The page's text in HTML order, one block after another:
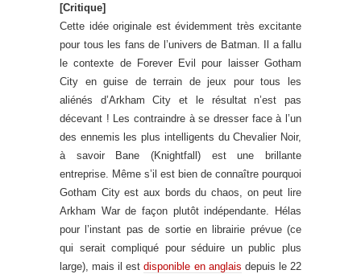
[Critique]
Cette idée originale est évidemment très excitante
pour tous les fans de l’univers de Batman. Il a fallu
le contexte de Forever Evil pour laisser Gotham
City en guise de terrain de jeux pour tous les
aliénés d’Arkham City et le résultat n’est pas
décevant ! Les contraindre à se dresser face à l’un
des ennemis les plus intelligents du Chevalier Noir,
à savoir Bane (Knightfall) est une brillante
entreprise. Même s’il est bien de connaître pourquoi
Gotham City est aux bords du chaos, on peut lire
Arkham War de façon plutôt indépendante. Hélas
pour l’instant pas de sortie en librairie prévue (ce
qui serait compliqué pour séduire un public plus
large), mais il estdisponible en anglais depuis le 22